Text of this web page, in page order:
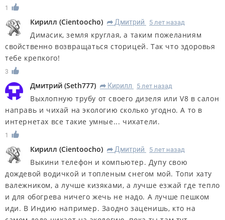
1
Кирилл (Cientoocho) R Дмитрий 5 лет назад
Димасик, земля круглая, а таким пожеланиям
свойственно возвращаться сторицей. Так что здоровья
тебе крепкого!
3
Дмитрий (Seth777) R Кирилл 5 лет назад
Выхлопную трубу от своего дизеля или V8 в салон
направь и чихай на экологию сколько угодно. А то в
интернетах все такие умные... чихатели.
1
Кирилл (Cientoocho) R Дмитрий 5 лет назад
Выкини телефон и компьютер. Дупу свою
дождевой водичкой и топленым снегом мой. Топи хату
валежником, а лучше кизяками, а лучше езжай где тепло
и для обогрева ничего жечь не надо. А лучше пешком
иди. В Индию например. Заодно заценишь, кто на